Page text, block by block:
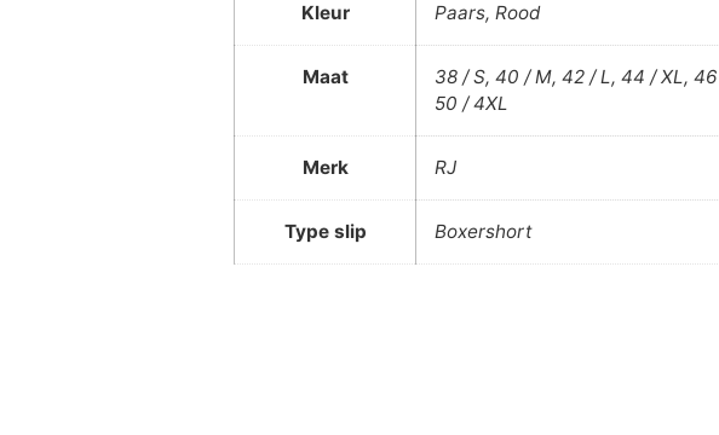
Kleur Paars, Rood
Maat
38 / S, 40 / M, 42 / L, 44 / XL,
50 / 4XL
Merk RJ
Type slip Boxershort